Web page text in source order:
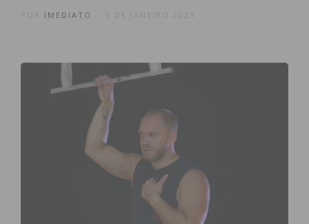
IMEDIATO 9 DE JANEIRO 2023